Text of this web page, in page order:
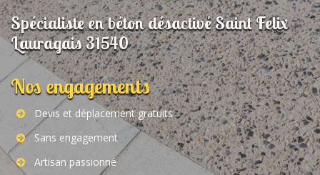
Spécialiste en béton désactivé Saint Felix
Lauragais 31540
Nos engagements
Devis et déplacement gratuits
Sans engagement
Artisan passionné